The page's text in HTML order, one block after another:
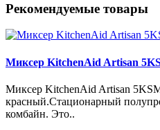
Рекомендуемые товары
Миксер KitchenAid Artisan
Миксер KitchenAid Artisan
красный.Стационарный
комбайн. Это..